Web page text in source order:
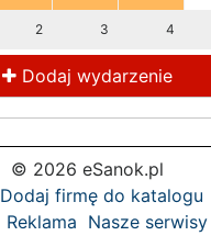
2 3 4
Dodaj wydarzenie
© 2026 eSanok.pl
Dodaj firmę do katalogu
Reklama Nasze serwisy